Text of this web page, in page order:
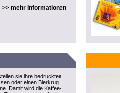
>> mehr Informationen
sie ihre bedruckten
oder einen Bierkrug
Damit wird die Kaffee-